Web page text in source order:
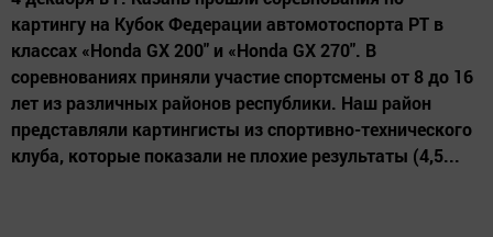
картингу на Кубок Федерации автомотоспорта РТ в
классах «Honda GX 200″ и «Honda GX 270″. В
соревнованиях приняли участие спортсмены от 8 до 16
лет из различных районов республики. Наш район
представляли картингисты из спортивно-технического
клуба, которые показали не плохие результаты (4,5...